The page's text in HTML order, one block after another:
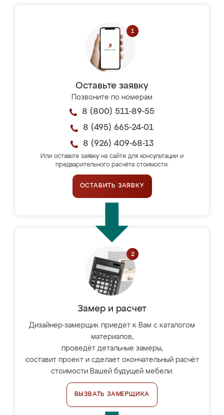
Оставьте заявку
Позвоните по номерам
8 (800) 511-89-55
8 (495) 665-24-01
8 (926) 409-68-13
Или оставьте заявку на сайте для консультации и
предварительного расчёта стоимости.
ОСТАВИТЬ ЗАЯВКУ
Замер и расчет
Дизайнер-замерщик приедет к Вам с каталогом
материалов,
проведёт детальные замеры,
составит проект и сделает окончательный расчёт
стоимости Вашей будущей мебели.
ВЫЗВАТЬ ЗАМЕРЩИКА